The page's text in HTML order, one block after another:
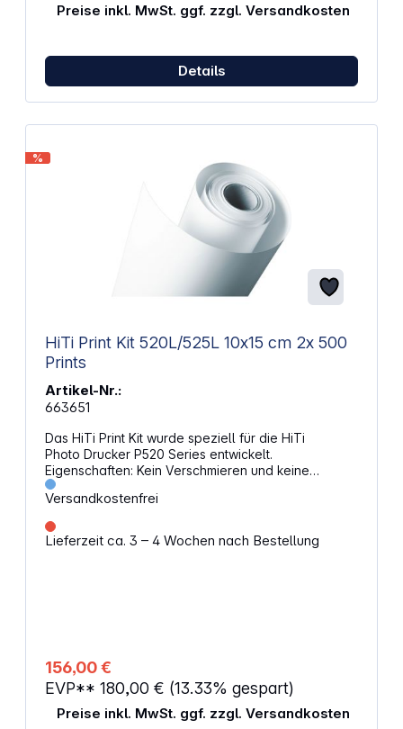
Preise inkl. MwSt. ggf. zzgl. Versandkosten
Details
%
HiTi Print Kit 520L/525L 10x15 cm 2x 500
Prints
Artikel-Nr.:
663651
Das HiTi Print Kit wurde speziell für die HiTi
Photo Drucker P520 Series entwickelt.
Eigenschaften: Kein Verschmieren und keine
Fleckenbildung während des Druckvorgangs
Format: 10x15 cm / 4x6 Zoll Reichweite: 2x Rollen
mit 500 Druckblättern, insgesamt 1000 Drucke
Passend für:HiTiP 520 L, P 525 L
Versandkostenfrei
Lieferzeit ca. 3 – 4 Wochen nach Bestellung
156,00 €
EVP** 180,00 € (13.33% gespart)
Preise inkl. MwSt. ggf. zzgl. Versandkosten